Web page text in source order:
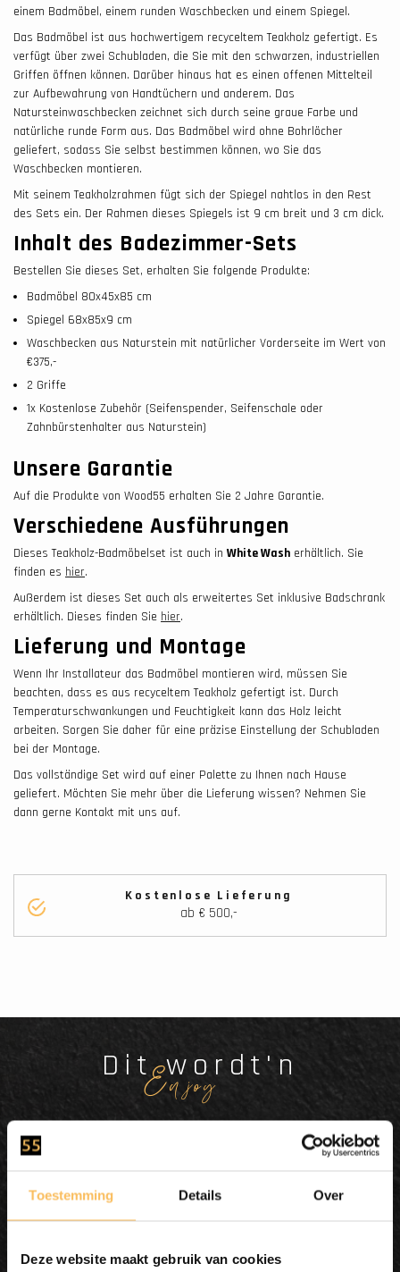
Toestemming Details Over
Deze website maakt gebruik van cookies
einem Badmöbel, einem runden Waschbecken und einem Spiegel.
Das Badmöbel ist aus hochwertigem recyceltem Teakholz gefertigt. Es
verfügt über zwei Schubladen, die Sie mit den schwarzen, industriellen
Griffen öffnen können. Darüber hinaus hat es einen offenen Mittelteil
zur Aufbewahrung von Handtüchern und anderem. Das
Natursteinwaschbecken zeichnet sich durch seine graue Farbe und
natürliche runde Form aus. Das Badmöbel wird ohne Bohrlöcher
geliefert, sodass Sie selbst bestimmen können, wo Sie das
Waschbecken montieren.
Mit seinem Teakholzrahmen fügt sich der Spiegel nahtlos in den Rest
des Sets ein. Der Rahmen dieses Spiegels ist 9 cm breit und 3 cm dick.
Inhalt des Badezimmer-Sets
Bestellen Sie dieses Set, erhalten Sie folgende Produkte:
Badmöbel 80x45x85 cm
Spiegel 68x85x9 cm
Waschbecken aus Naturstein mit natürlicher Vorderseite im Wert von
€375,-
2 Griffe
1x Kostenlose Zubehör (Seifenspender, Seifenschale oder
Zahnbürstenhalter aus Naturstein)
Unsere Garantie
Auf die Produkte von Wood55 erhalten Sie 2 Jahre Garantie.
Verschiedene Ausführungen
Dieses Teakholz-Badmöbelset ist auch in White Wash erhältlich. Sie
finden es hier.
Außerdem ist dieses Set auch als erweitertes Set inklusive Badschrank
erhältlich. Dieses finden Sie hier.
Lieferung und Montage
Wenn Ihr Installateur das Badmöbel montieren wird, müssen Sie
beachten, dass es aus recyceltem Teakholz gefertigt ist. Durch
Temperaturschwankungen und Feuchtigkeit kann das Holz leicht
arbeiten. Sorgen Sie daher für eine präzise Einstellung der Schubladen
bei der Montage.
Das vollständige Set wird auf einer Palette zu Ihnen nach Hause
geliefert. Möchten Sie mehr über die Lieferung wissen? Nehmen Sie
dann gerne Kontakt mit uns auf.
Kostenlose Lieferung
ab € 500,-
Dit wordt'n
Enjoy